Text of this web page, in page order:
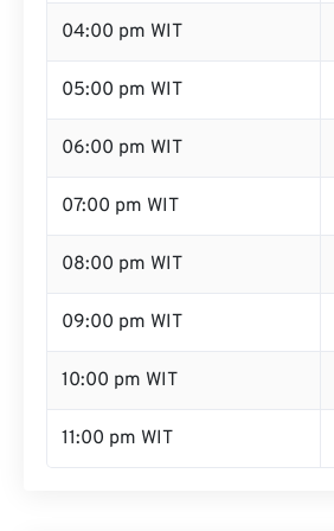
04:00 pm WIT
05:00 pm WIT
06:00 pm WIT
07:00 pm WIT
08:00 pm WIT
09:00 pm WIT
10:00 pm WIT
11:00 pm WIT